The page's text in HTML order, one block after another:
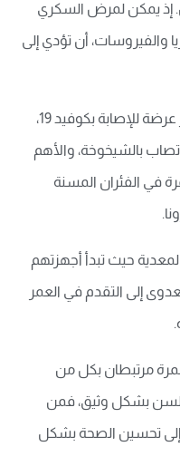
يمكن لمرض السكري
والفيروسات، أن تؤدي إلى
تجعل الخلايا المعمرة أيضاً الرئتين أكثر عرضة للإصابة بكوفيد 19،
تصاب بالشيخوخة، والأهم
في الفئران المسنة
حيث تبدأ أجهزتهم
إلى التقدم في العمر
مرتبطان بكل من
السن بشكل وثيق، فمن
إلى تحسين الصحة بشكل